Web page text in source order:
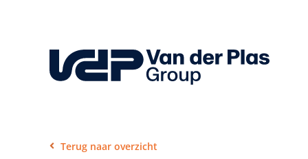
Terug naar overzicht